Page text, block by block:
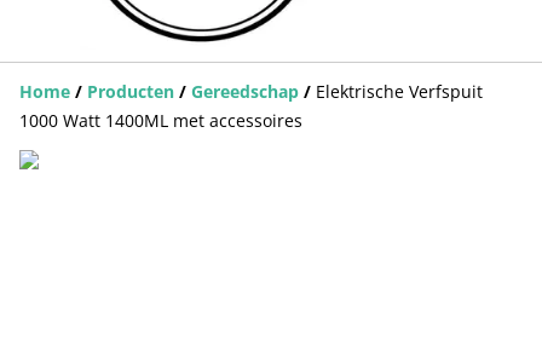
Home / Producten / Gereedschap / Elektrische Verfspuit
1000 Watt 1400ML met accessoires